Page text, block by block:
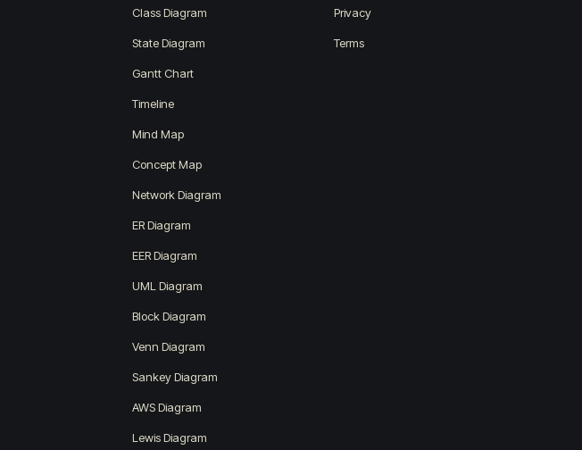
Class Diagram
State Diagram
Gantt Chart
Timeline
Mind Map
Concept Map
Network Diagram
ER Diagram
EER Diagram
UML Diagram
Block Diagram
Venn Diagram
Sankey Diagram
AWS Diagram
Lewis Diagram
Privacy
Terms